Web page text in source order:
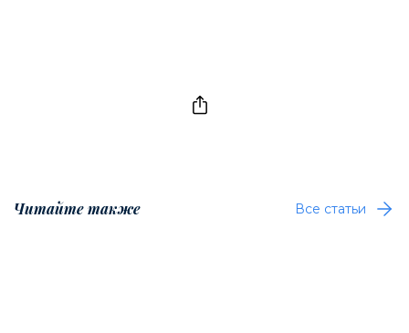
Читайте также Все статьи